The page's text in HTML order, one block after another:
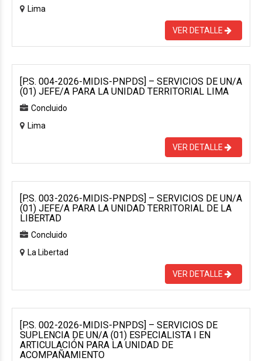
Lima
VER DETALLE
[P.S. 004-2026-MIDIS-PNPDS] – SERVICIOS DE UN/A
(01) JEFE/A PARA LA UNIDAD TERRITORIAL LIMA
Concluido
Lima
VER DETALLE
[P.S. 003-2026-MIDIS-PNPDS] – SERVICIOS DE UN/A
(01) JEFE/A PARA LA UNIDAD TERRITORIAL DE LA
LIBERTAD
Concluido
La Libertad
VER DETALLE
[P.S. 002-2026-MIDIS-PNPDS] – SERVICIOS DE
SUPLENCIA DE UN/A (01) ESPECIALISTA I EN
ARTICULACIÓN PARA LA UNIDAD DE
ACOMPAÑAMIENTO